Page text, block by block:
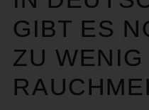
GIBT ES
ZU WENIG